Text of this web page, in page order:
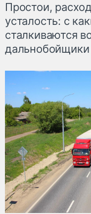
Простои,
усталость: с
сталкиваются
дальнобойщики